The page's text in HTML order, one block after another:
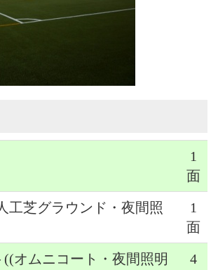
1
面
工芝グラウンド・夜間照
1
面
オムニコート・夜間照明
4